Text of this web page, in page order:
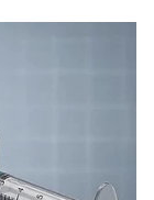
మూవీలో
కలసి నటించే
సింహం.
ఈ